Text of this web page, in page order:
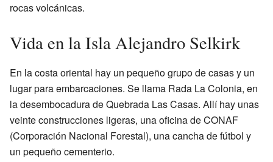
rocas volcánicas.
Vida en la Isla Alejandro Selkirk
En la costa oriental hay un pequeño grupo de casas y un
lugar para embarcaciones. Se llama Rada La Colonia, en
la desembocadura de Quebrada Las Casas. Allí hay unas
veinte construcciones ligeras, una oficina de CONAF
(Corporación Nacional Forestal), una cancha de fútbol y
un pequeño cementerio.